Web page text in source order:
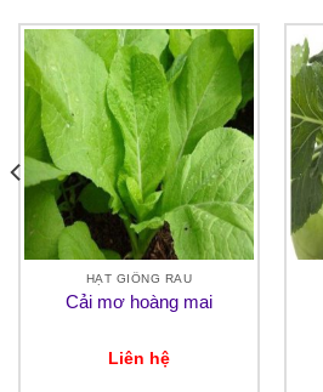
HẠT GIỐNG RAU
Cải mơ hoàng mai
Liên hệ